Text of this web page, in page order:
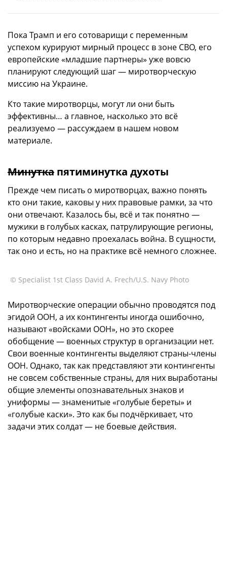
Пока Трамп и его сотоварищи с переменным
успехом курируют мирный процесс в зоне СВО, его
европейские «младшие партнеры» уже вовсю
планируют следующий шаг — миротворческую
миссию на Украине.
Кто такие миротворцы, могут ли они быть
эффективны… а главное, насколько это всё
реализуемо — рассуждаем в нашем новом
материале.
Минутка пятиминутка духоты
Прежде чем писать о миротворцах, важно понять
кто они такие, каковы у них правовые рамки, за что
они отвечают. Казалось бы, всё и так понятно —
мужики в голубых касках, патрулирующие регионы,
по которым недавно проехалась война. В сущности,
так оно и есть, но на практике всё немного сложнее.
© Specialist 1st Class David A. Frech/U.S. Navy Photo
Миротворческие операции обычно проводятся под
эгидой ООН, а их контингенты иногда ошибочно,
называют «войсками ООН», но это скорее
обобщение — военных структур в организации нет.
Свои военные контингенты выделяют страны-члены
ООН. Однако, так как представляют эти контингенты
не совсем собственные страны, для них выработаны
общие элементы опознавательных знаков и
униформы — знаменитые «голубые береты» и
«голубые каски». Это как бы подчёркивает, что
задачи этих солдат — не боевые действия.